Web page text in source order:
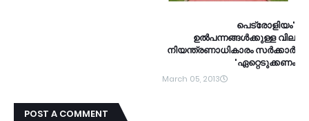
'പെട്രോളിയം
ഉല്‍പന്നങ്ങള്‍ക്കുള്ള വില
നിയന്ത്രണാധികാരം സര്‍ക്കാര്‍
ഏറ്റെടുക്കണം'
March 05, 2013
POST A COMMENT